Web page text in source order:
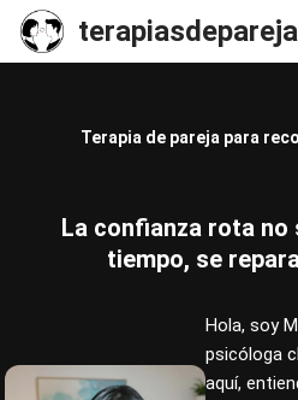
Saltar
Terapia de pareja para
La confianza rota no
tiempo, se
Hola, soy
psicóloga
aquí,